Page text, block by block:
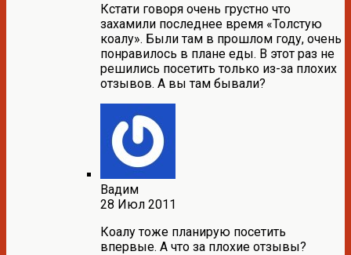
Кстати говоря очень грустно что
захамили последнее время «Толстую
коалу». Были там в прошлом году, очень
понравилось в плане еды. В этот раз не
решились посетить только из-за плохих
отзывов. А вы там бывали?
Вадим
28 Июл 2011
Коалу тоже планирую посетить
впервые. А что за плохие отзывы?